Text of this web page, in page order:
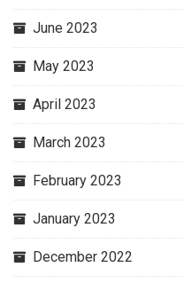
June 2023
May 2023
April 2023
March 2023
February 2023
January 2023
December 2022